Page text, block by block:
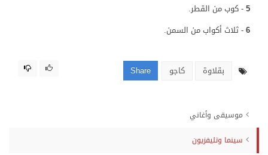
5- كوب من القطر.
6- ثلاث أكواب من السمن.
بقلاوة كاجو Share
موسيقى وأغاني
سينما وتليفزيون